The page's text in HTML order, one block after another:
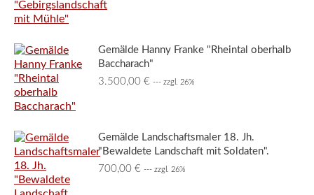
Gemälde Hanny Franke "Rheintal oberhalb
Baccharach"
3.500,00 € --- zzgl. 26%
Gemälde Landschaftsmaler 18. Jh.
"Bewaldete Landschaft mit Soldaten".
700,00 € --- zzgl. 26%